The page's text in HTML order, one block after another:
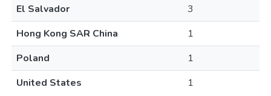
El Salvador
3
Hong Kong SAR China
1
Poland
1
United States
1